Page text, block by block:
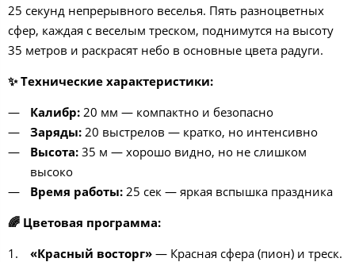
25 секунд непрерывного веселья. Пять разноцветных
сфер, каждая с веселым треском, поднимутся на высоту
35 метров и раскрасят небо в основные цвета радуги.
✨Технические характеристики:
Калибр:20 мм — компактно и безопасно
Заряды:20 выстрелов — кратко, но интенсивно
Высота:35 м — хорошо видно, но не слишком
высоко
Время работы:25 сек — яркая вспышка праздника
🌈 Цветовая программа:
«Красный восторг»— Красная сфера (пион) и треск.